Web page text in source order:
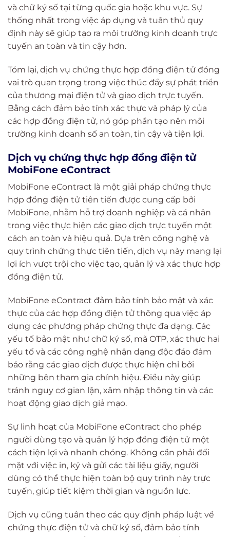
và chữ ký số tại từng quốc gia hoặc khu vực. Sự
thống nhất trong việc áp dụng và tuân thủ quy
định này sẽ giúp tạo ra môi trường kinh doanh trực
tuyến an toàn và tin cậy hơn.
Tóm lại, dịch vụ chứng thực hợp đồng điện tử đóng
vai trò quan trọng trong việc thúc đẩy sự phát triển
của thương mại điện tử và giao dịch trực tuyến.
Bằng cách đảm bảo tính xác thực và pháp lý của
các hợp đồng điện tử, nó góp phần tạo nên môi
trường kinh doanh số an toàn, tin cậy và tiện lợi.
Dịch vụ chứng thực hợp đồng điện tử
MobiFone eContract
MobiFone eContract là một giải pháp chứng thực
hợp đồng điện tử tiên tiến được cung cấp bởi
MobiFone, nhằm hỗ trợ doanh nghiệp và cá nhân
trong việc thực hiện các giao dịch trực tuyến một
cách an toàn và hiệu quả. Dựa trên công nghệ và
quy trình chứng thực tiên tiến, dịch vụ này mang lại
lợi ích vượt trội cho việc tạo, quản lý và xác thực hợp
đồng điện tử.
MobiFone eContract đảm bảo tính bảo mật và xác
thực của các hợp đồng điện tử thông qua việc áp
dụng các phương pháp chứng thực đa dạng. Các
yếu tố bảo mật như chữ ký số, mã OTP, xác thực hai
yếu tố và các công nghệ nhận dạng độc đáo đảm
bảo rằng các giao dịch được thực hiện chỉ bởi
những bên tham gia chính hiệu. Điều này giúp
tránh nguy cơ gian lận, xâm nhập thông tin và các
hoạt động giao dịch giả mạo.
Sự linh hoạt của MobiFone eContract cho phép
người dùng tạo và quản lý hợp đồng điện tử một
cách tiện lợi và nhanh chóng. Không cần phải đối
mặt với việc in, ký và gửi các tài liệu giấy, người
dùng có thể thực hiện toàn bộ quy trình này trực
tuyến, giúp tiết kiệm thời gian và nguồn lực.
Dịch vụ cũng tuân theo các quy định pháp luật về
chứng thực điện tử và chữ ký số, đảm bảo tính